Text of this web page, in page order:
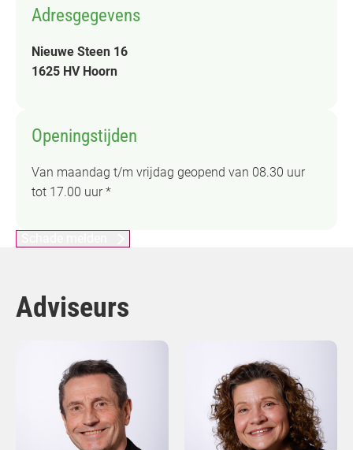
Adresgegevens
Nieuwe Steen 16
1625 HV Hoorn
Openingstijden
Van maandag t/m vrijdag geopend van 08.30 uur
tot 17.00 uur *
Adviseurs